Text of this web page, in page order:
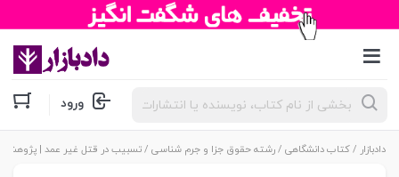
جستجوی
محصولات ورود
دادبازار /کتاب دانشگاهی /رشته حقوق جزا و جرم شناسی / تسبیب در قتل غیر عمد |